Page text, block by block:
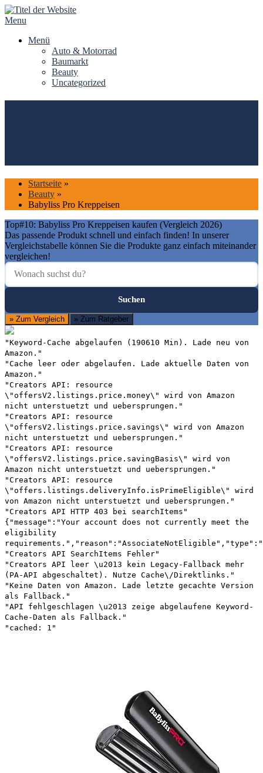
Skip
to
Menu
Menü
Auto & Motorrad
Baumarkt
Beauty
Uncategorized
Startseite »
Beauty »
Babyliss Pro Kreppeisen
Top#10: Babyliss Pro Kreppeisen kaufen (Vergleich 2026)
Das passende Produkt schnell und einfach finden! In unserer
Vergleichstabelle können Sie die Produkte ganz einfach miteinander
vergleichen!
Suchen
Suchen
» Zum Vergleich » Zum Ratgeber
"Keyword-Cache abgelaufen (190610 Min). Lade neu von
Amazon."
"Cache leer oder abgelaufen. Lade aktuelle Daten von
Amazon."
"Creators API: resource
\"offersV2.listings.price.money\" wird von Amazon
nicht unterstuetzt und uebersprungen."
"Creators API: resource
\"offersV2.listings.price.savings\" wird von Amazon
nicht unterstuetzt und uebersprungen."
"Creators API: resource
\"offersV2.listings.price.savingBasis\" wird von
Amazon nicht unterstuetzt und uebersprungen."
"Creators API: resource
\"offers.listings.deliveryInfo.isPrimeEligible\" wird
von Amazon nicht unterstuetzt und uebersprungen."
"Creators API HTTP 403 bei searchItems"
{"message":"Your account does not currently meet the
eligibility
"Creators API SearchItems Fehler"
"Creators API leer \u2013 kein Legacy-Fallback mehr
(PA-API abgeschaltet). Nutze Cache\/Direktlinks."
"Keine Daten von Amazon. Lade letzte gecachte Version
als Fallback."
"API fehlgeschlagen \u2013 zeige abgelaufene Keyword-
Cache-Daten als Fallback."
"cached: 1"